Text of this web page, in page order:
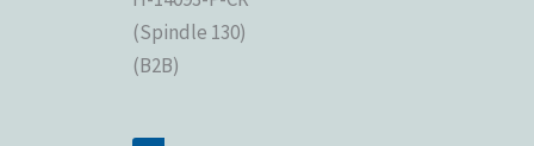
(Spindle 130)
(B2B)